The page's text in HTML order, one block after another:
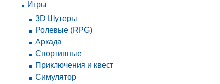
Игры
3D Шутеры
Ролевые (RPG)
Аркада
Спортивные
Приключения и квест
Симулятор